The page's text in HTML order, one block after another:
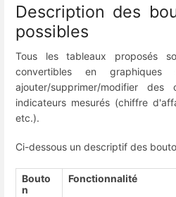
Description des
possibles
Tous les tableaux proposés
convertibles en
ajouter/supprimer/modifier
indicateurs mesurés (chiffre
etc.).
Ci-dessous un descriptif des
Bouto
n
Fonctionnalité